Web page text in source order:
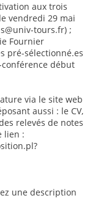
aux trois
vendredi 29 mai
tours.fr) ;
Fournier
pré-sélectionné.es
début
via le site web
aussi : le CV,
relevés de notes
lien :
une description